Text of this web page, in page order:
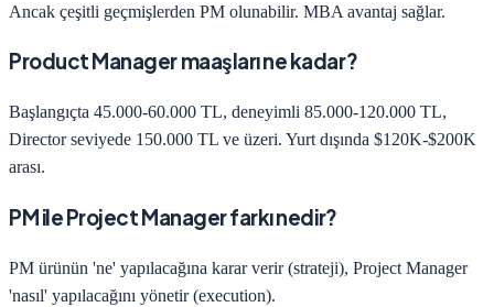
Ancak çeşitli geçmişlerden PM olunabilir. MBA avantaj sağlar.
Product Manager maaşları ne kadar?
Başlangıçta 45.000-60.000 TL, deneyimli 85.000-120.000 TL,
Director seviyede 150.000 TL ve üzeri. Yurt dışında $120K-$200K
arası.
PM ile Project Manager farkı nedir?
PM ürünün 'ne' yapılacağına karar verir (strateji), Project Manager
'nasıl' yapılacağını yönetir (execution).